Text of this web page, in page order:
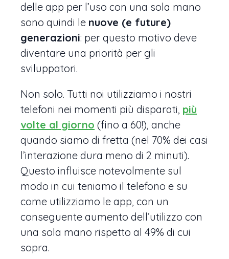
delle app per l’uso con una sola mano
sono quindi le nuove (e future)
generazioni: per questo motivo deve
diventare una priorità per gli
sviluppatori.
Non solo. Tutti noi utilizziamo i nostri
telefoni nei momenti più disparati, più
volte al giorno (fino a 60!), anche
quando siamo di fretta (nel 70% dei casi
l’interazione dura meno di 2 minuti).
Questo influisce notevolmente sul
modo in cui teniamo il telefono e su
come utilizziamo le app, con un
conseguente aumento dell’utilizzo con
una sola mano rispetto al 49% di cui
sopra.